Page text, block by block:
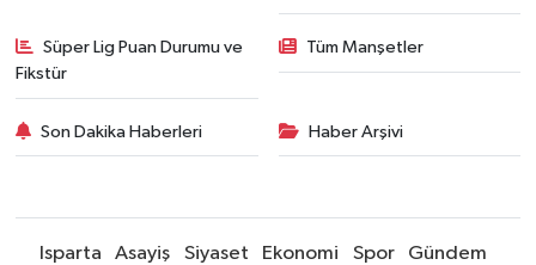
Süper Lig Puan Durumu ve
Fikstür
Tüm Manşetler
Son Dakika Haberleri Haber Arşivi
Isparta Asayiş Siyaset Ekonomi Spor Gündem